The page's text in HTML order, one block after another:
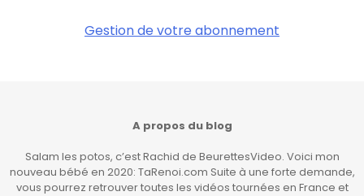
Gestion de votre abonnement
A propos du blog
Salam les potos, c’est Rachid de BeurettesVideo. Voici mon
nouveau bébé en 2020: TaRenoi.com Suite à une forte demande,
vous pourrez retrouver toutes les vidéos tournées en France et